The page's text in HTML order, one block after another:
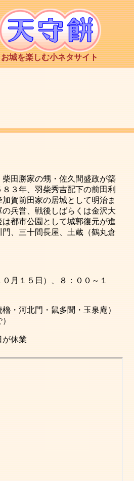
お城を楽しむ小ネタサイト
田勝家の甥・佐久間盛政が築
３年、羽柴秀吉配下の前田利
賀前田家の居城として明治ま
兵営、戦後しばらくは金沢大
都市公園として城郭復元が進
、三十間長屋、土蔵（鶴丸倉
月１５日）、８：００～１
・河北門・鼠多聞・玉泉庵）
が休業